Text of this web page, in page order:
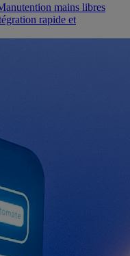
mains libres
rapide et